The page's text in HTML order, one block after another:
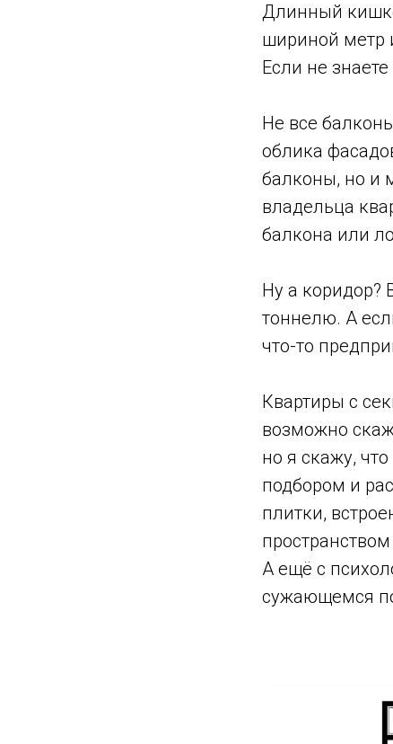
Длинный
шириной метр
Если не
Не все
облика
балконы, но и
владельца
балкона или
Ну а коридор?
тоннелю. А
что-то
Квартиры с
возможно
но я скажу,
подбором и
плитки,
А ещё с
сужающемся